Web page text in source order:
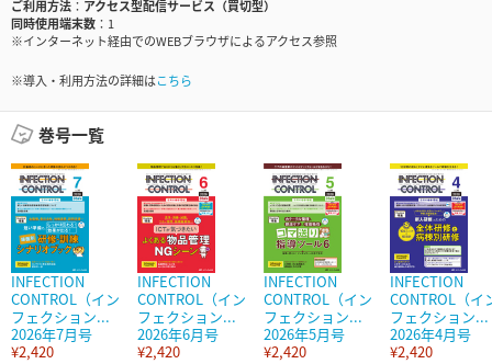
ご利用方法
アクセス型配信サービス（買切型）
同時使用端末数
1
※インターネット経由でのWEBブラウザによるアクセス参照
※導入・利用方法の詳細はこちら
巻号一覧
INFECTION
CONTROL（イン
フェクション...
2026年7月号
¥2,420
INFECTION
CONTROL（イン
フェクション...
2026年6月号
¥2,420
INFECTION
CONTROL（イン
フェクション...
2026年5月号
¥2,420
INFECTION
CONTROL（イ
フェクション...
2026年4月号
¥2,420